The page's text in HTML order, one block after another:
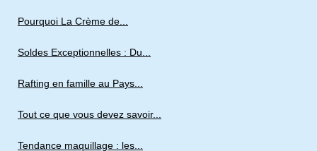
Pourquoi La Crème de...
Soldes Exceptionnelles : Du...
Rafting en famille au Pays...
Tout ce que vous devez savoir...
Tendance maquillage : les...